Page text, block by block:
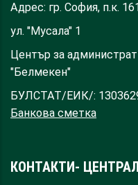
Адрес: гр. София, п.к.
ул. "Мусала" 1
Център за
"Белмекен"
БУЛСТАТ/ЕИК/:
Банкова сметка
КОНТАКТИ-